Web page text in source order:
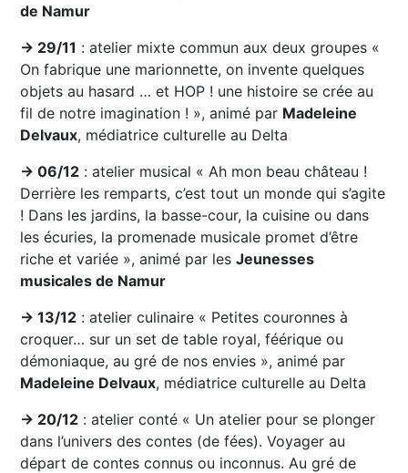
de Namur
→ 29/11 : atelier mixte commun aux deux groupes «
On fabrique une marionnette, on invente quelques
objets au hasard … et HOP ! une histoire se crée au
fil de notre imagination ! », animé par Madeleine
Delvaux, médiatrice culturelle au Delta
→ 06/12 : atelier musical « Ah mon beau château !
Derrière les remparts, c’est tout un monde qui s’agite
! Dans les jardins, la basse-cour, la cuisine ou dans
les écuries, la promenade musicale promet d’être
riche et variée », animé par lesJeunesses
musicales de Namur
→ 13/12 : atelier culinaire « Petites couronnes à
croquer… sur un set de table royal, féérique ou
démoniaque, au gré de nos envies », animé par
Madeleine Delvaux, médiatrice culturelle au Delta
→ 20/12 : atelier conté « Un atelier pour se plonger
dans l’univers des contes (de fées). Voyager au
départ de contes connus ou inconnus. Au gré de